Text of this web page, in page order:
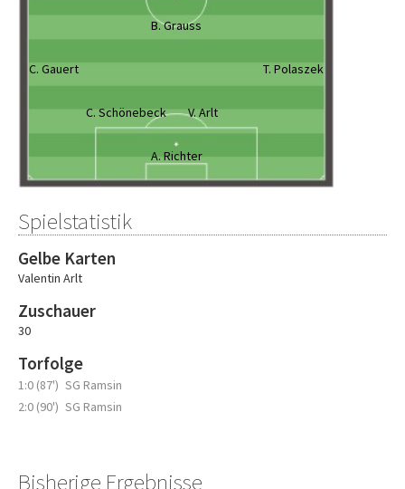
B. Grauss
C. Gauert T. Polaszek
C. Schönebeck V. Arlt
A. Richter
Spielstatistik
Gelbe Karten
Valentin Arlt
Zuschauer
30
Torfolge
1:0 (87') SG Ramsin
2:0 (90') SG Ramsin
Bisherige Ergebnisse